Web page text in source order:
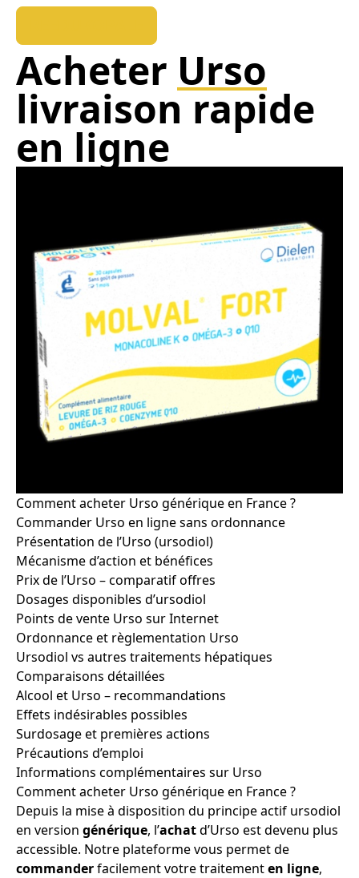
Acheter Urso
livraison rapide
en ligne
Comment acheter Urso générique en France ?
Commander Urso en ligne sans ordonnance
Présentation de l’Urso (ursodiol)
Mécanisme d’action et bénéfices
Prix de l’Urso – comparatif offres
Dosages disponibles d’ursodiol
Points de vente Urso sur Internet
Ordonnance et règlementation Urso
Ursodiol vs autres traitements hépatiques
Comparaisons détaillées
Alcool et Urso – recommandations
Effets indésirables possibles
Surdosage et premières actions
Précautions d’emploi
Informations complémentaires sur Urso
Comment acheter Urso générique en France ?
Depuis la mise à disposition du principe actif ursodiol
en version générique, l’achatd’Urso est devenu plus
accessible. Notre plateforme vous permet de
commanderfacilement votre traitementen ligne,